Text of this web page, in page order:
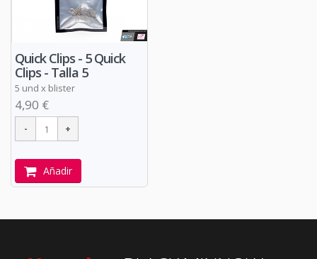
Quick Clips - 5 Quick
Clips - Talla 5
5 und x blister
4,90 €
Añadir